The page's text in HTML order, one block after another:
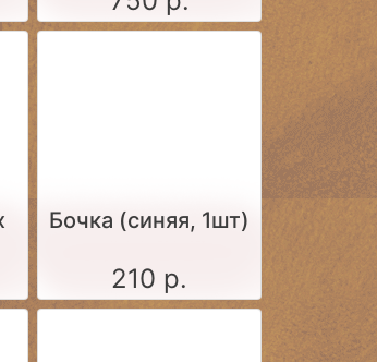
Бочка (синяя, 1шт)
210 р.